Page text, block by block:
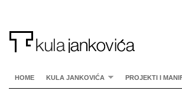
HOME KULA JANKOVIĆA PROJEKTI I